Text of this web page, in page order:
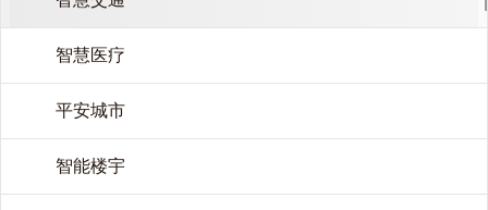
智慧医疗
平安城市
智能楼宇